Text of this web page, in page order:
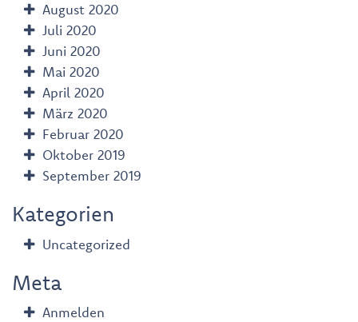
August 2020
Juli 2020
Juni 2020
Mai 2020
April 2020
März 2020
Februar 2020
Oktober 2019
September 2019
Kategorien
Uncategorized
Meta
Anmelden